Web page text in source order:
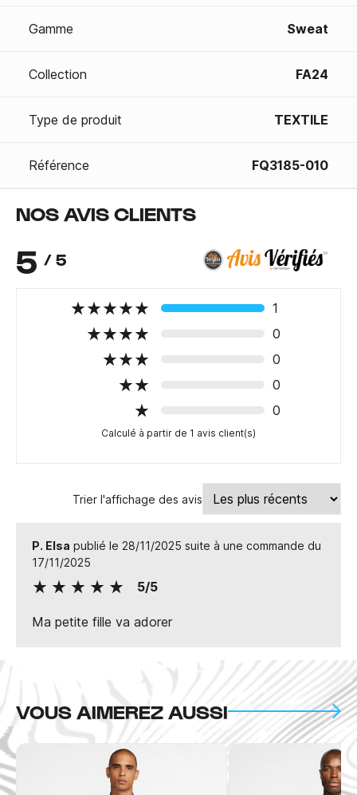
Gamme Sweat
Collection FA24
Type de produit TEXTILE
Référence FQ3185-010
NOS AVIS CLIENTS
5 / 5
1
0
0
0
0
Calculé à partir de 1 avis client(s)
Trier l'affichage des avis
P. Elsa publié le 28/11/2025 suite à une commande du
17/11/2025
5/5
Ma petite fille va adorer
VOUS AIMEREZ AUSSI